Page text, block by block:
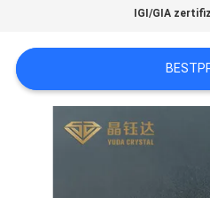
NACHRICHTEN
FÄLLE
IGI/GIA